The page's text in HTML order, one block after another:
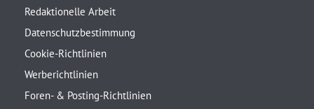
Redaktionelle Arbeit
Datenschutzbestimmung
Cookie-Richtlinien
Werberichtlinien
Foren- & Posting-Richtlinien